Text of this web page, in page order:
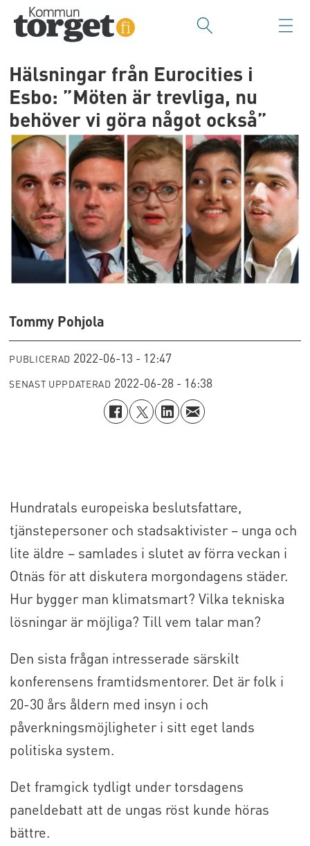
Hälsningar från Eurocities i
Esbo: ”Möten är trevliga, nu
behöver vi göra något också”
Tommy Pohjola
PUBLICERAD 2022-06-13 - 12:47
SENAST UPPDATERAD 2022-06-28 - 16:38
Hundratals europeiska beslutsfattare,
tjänstepersoner och stadsaktivister – unga och
lite äldre – samlades i slutet av förra veckan i
Otnäs för att diskutera morgondagens städer.
Hur bygger man klimatsmart? Vilka tekniska
lösningar är möjliga? Till vem talar man?
Den sista frågan intresserade särskilt
konferensens framtidsmentorer. Det är folk i
20-30 års åldern med insyn i och
påverkningsmöjligheter i sitt eget lands
politiska system.
Det framgick tydligt under torsdagens
paneldebatt att de ungas röst kunde höras
bättre.